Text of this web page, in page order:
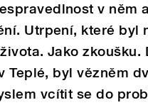
v něm
Utrpení, které byl
Jako zkoušku.
Teplé, byl vězněm
vcítit se do